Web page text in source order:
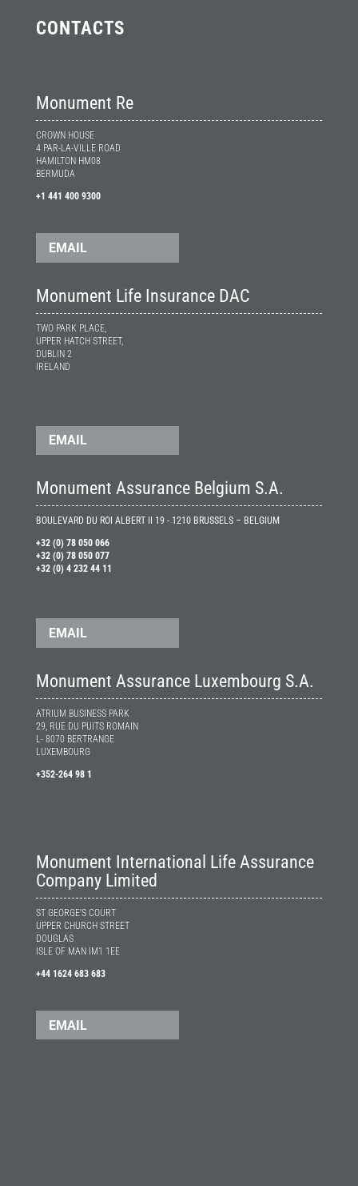
CONTACTS
Monument Re
CROWN HOUSE
4 PAR-LA-VILLE ROAD
HAMILTON HM08
BERMUDA
+1 441 400 9300
EMAIL
Monument Life Insurance DAC
TWO PARK PLACE,
UPPER HATCH STREET,
DUBLIN 2
IRELAND
EMAIL
Monument Assurance Belgium S.A.
BOULEVARD DU ROI ALBERT II 19 - 1210 BRUSSELS – BELGIUM
+32 (0) 78 050 066
+32 (0) 78 050 077
+32 (0) 4 232 44 11
EMAIL
Monument Assurance Luxembourg S.A.
ATRIUM BUSINESS PARK
29, RUE DU PUITS ROMAIN
L- 8070 BERTRANGE
LUXEMBOURG
+352-264 98 1
Monument International Life Assurance
Company Limited
ST GEORGE’S COURT
UPPER CHURCH STREET
DOUGLAS
ISLE OF MAN IM1 1EE
+44 1624 683 683
EMAIL